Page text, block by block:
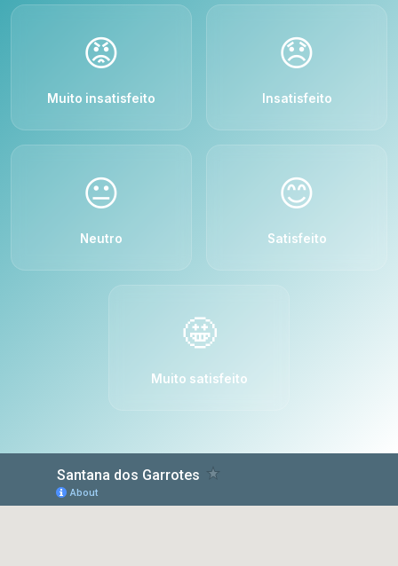
😡
Muito insatisfeito
😞
Insatisfeito
😐
Neutro
😊
Satisfeito
🤩
Muito satisfeito